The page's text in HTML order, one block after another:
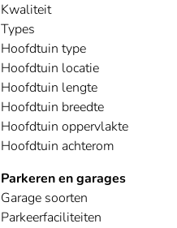
Kwaliteit
Types
Hoofdtuin type
Hoofdtuin locatie
Hoofdtuin lengte
Hoofdtuin breedte
Hoofdtuin oppervlakte
Hoofdtuin achterom
Parkeren en garages
Garage soorten
Parkeerfaciliteiten